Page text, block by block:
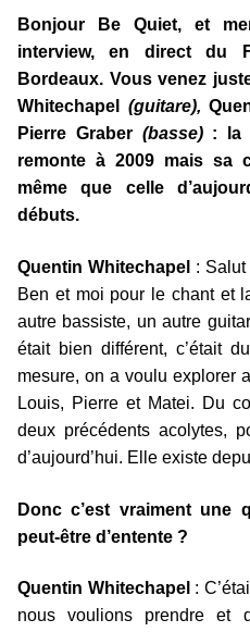
Bonjour Be Quiet, et
interview, en direct du
Bordeaux. Vous venez
Whitechapel
(guitare),
Pierre Graber(basse) : la
remonte à 2009 mais sa
même que celle
débuts.
Quentin Whitechapel :
Ben et moi pour le chant et
autre bassiste, un autre
était bien différent, c’était
mesure, on a voulu explorer
Louis, Pierre et Matei. Du
deux précédents acolytes,
d’aujourd’hui. Elle existe
Donc c’est vraiment une
peut-être d’entente ?
Quentin Whitechapel :
nous voulions prendre et